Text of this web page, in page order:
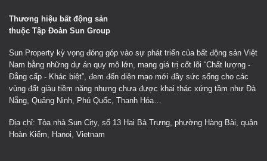
Thương hiệu bất động sản
thuộc Tập Đoàn Sun Group
Sun Property kỳ vọng đóng góp vào sự phát triển của bất động sản Việt
Nam bằng những dự án quy mô lớn, mang giá trị cốt lõi “Chất lượng -
Đẳng cấp - Khác biệt”, đem đến diện mạo mới đầy sức sống cho các
vùng đất giàu tiềm năng nhưng chưa được khai thác xứng tầm như Đà
Nẵng, Quảng Ninh, Phú Quốc, Thanh Hóa…
Địa chỉ: Tòa nhà Sun City, số 13 Hai Bà Trưng, phường Hàng Bài, quận
Hoàn Kiếm, Hanoi, Vietnam